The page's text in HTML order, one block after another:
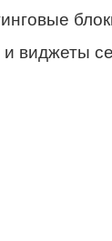
виджеты